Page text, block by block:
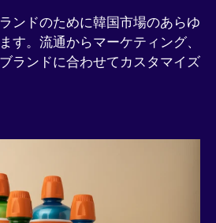
ンドのために韓国市場のあらゆ
す。流通からマーケティング、
ランドに合わせてカスタマイズ